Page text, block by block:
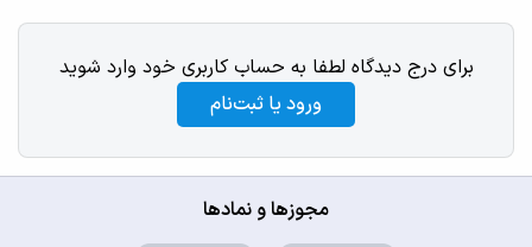
برای درج دیدگاه لطفا به حساب کاربری خود وارد شوید
ورود یا ثبت‌نام
مجوزها و نمادها